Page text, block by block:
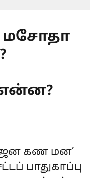
மசோதா
கண மன’
பாதுகாப்பு